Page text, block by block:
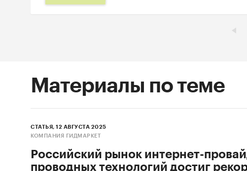
Материалы по теме
СТАТЬЯ, 12 АВГУСТА 2025
КОМПАНИЯ ГИДМАРКЕТ
Российский рынок интернет-
проводных технологий достиг